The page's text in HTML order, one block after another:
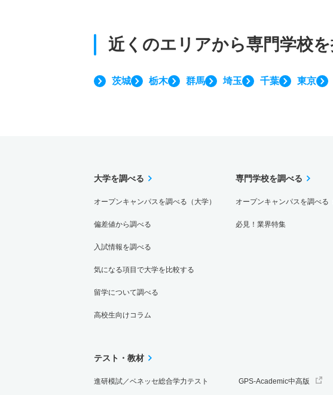
近くのエリアから専門学校
茨城 栃木 群馬 埼玉 千葉 東京
大学を調べる
オープンキャンパスを調べる（大学）
偏差値から調べる
入試情報を調べる
気になる項目で大学を比較する
留学について調べる
高校生向けコラム
専門学校を調べる
オープンキャンパスを調べる
必見！業界特集
テスト・教材
進研模試／ベネッセ総合学力テスト GPS-Academic中高版